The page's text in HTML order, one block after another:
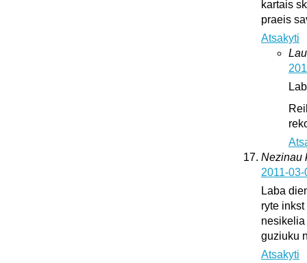
kartais
praeis
Atsakyti
Nezinau
2011-
Laba
ryte
guziuku
Atsakyti